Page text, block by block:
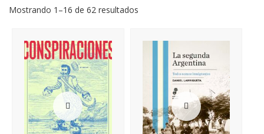
Mostrando 1–16 de 62 resultados